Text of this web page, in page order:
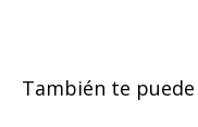
También te